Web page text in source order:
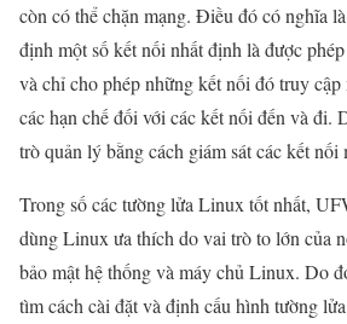
còn có thể chặn mạng. Điều đó có nghĩa
định một số kết nối nhất định là được
và chỉ cho phép những kết nối đó truy cập
các hạn chế đối với các kết nối đến và đi.
trò quản lý bằng cách giám sát các kết nối
Trong số các tường lửa Linux tốt nhất,
dùng Linux ưa thích do vai trò to lớn của
bảo mật hệ thống và máy chủ Linux. Do
tìm cách cài đặt và định cấu hình tường